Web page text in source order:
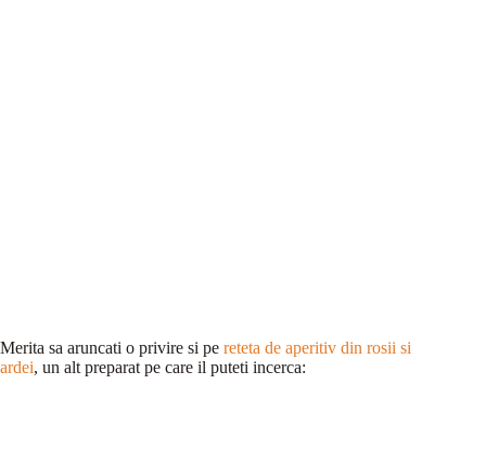
Merita sa aruncati o privire si pe reteta de aperitiv din rosii si
ardei, un alt preparat pe care il puteti incerca: